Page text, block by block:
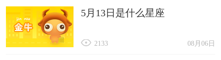
5月13日是什么星座
08月06日
2133